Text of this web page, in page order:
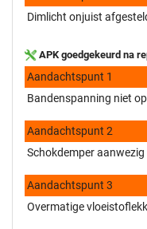
Dimlicht onjuist
APK goedgekeurd na
Aandachtspunt 1
Bandenspanning niet
Aandachtspunt 2
Schokdemper
Aandachtspunt 3
Overmatige